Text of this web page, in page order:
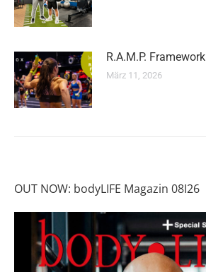
R.A.M.P. Framework
März 11, 2026
OUT NOW: bodyLIFE Magazin 08I26